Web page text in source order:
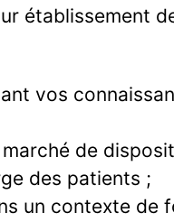
établissement
vos
de
des patients ;
un contexte de